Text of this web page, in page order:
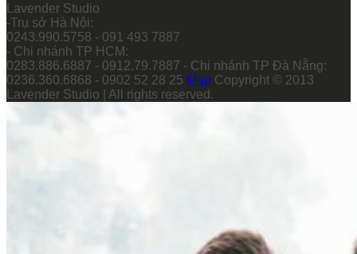
Lavender Studio
-Trụ sở Hà Nội:
0243.990.5758 - 091 493 7887
- Chi nhánh TP HCM:
0283.886.6887 - 0912.79.7887 - Chi nhánh TP Đà Nẵng:
0236.360.6868 - 0902 52 28 25 Map Copyright © 2013
Lavender Studio | All rights reserved.